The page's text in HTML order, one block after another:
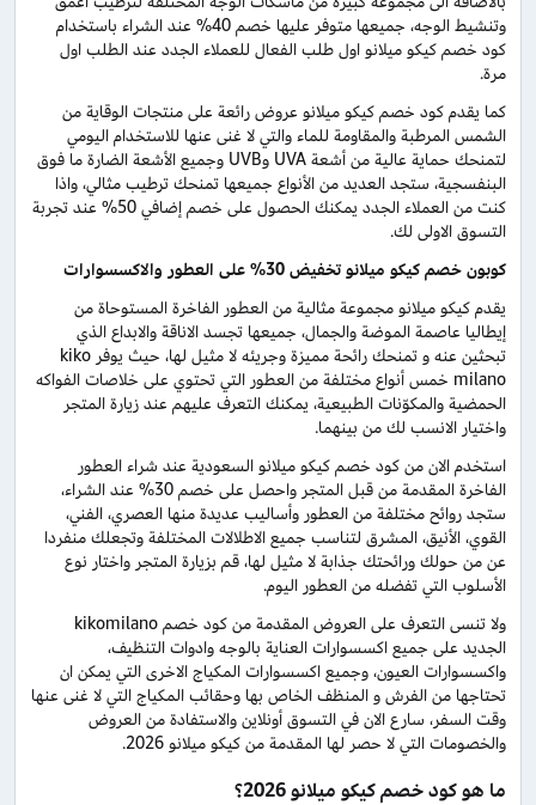
وتنشيط الوجه، جميعها متوفر عليها خصم 40% عند الشراء باستخدام
كود خصم كيكو ميلانو اول طلب الفعال للعملاء الجدد عند الطلب اول
مرة.
كما يقدم كود خصم كيكو ميلانو عروض رائعة على منتجات الوقاية من
الشمس المرطبة والمقاومة للماء والتي لا غنى عنها للاستخدام اليومي
لتمنحك حماية عالية من أشعة UVA وUVB وجميع الأشعة الضارة ما فوق
البنفسجية، ستجد العديد من الأنواع جميعها تمنحك ترطيب مثالي، واذا
كنت من العملاء الجدد يمكنك الحصول على خصم إضافي 50% عند تجربة
التسوق الاولى لك.
كوبون خصم كيكو ميلانو تخفيض 30% على العطور والاكسسوارات
يقدم كيكو ميلانو مجموعة مثالية من العطور الفاخرة المستوحاة من
إيطاليا عاصمة الموضة والجمال، جميعها تجسد الاناقة والابداع الذي
تبحثين عنه و تمنحك رائحة مميزة وجريئه لا مثيل لها، حيث يوفر kiko
milano خمس أنواع مختلفة من العطور التي تحتوي على خلاصات الفواكه
الحمضية والمكوّنات الطبيعية، يمكنك التعرف عليهم عند زيارة المتجر
واختيار الانسب لك من بينهما.
استخدم الان من كود خصم كيكو ميلانو السعودية عند شراء العطور
الفاخرة المقدمة من قبل المتجر واحصل على خصم 30% عند الشراء،
ستجد روائح مختلفة من العطور وأساليب عديدة منها العصري، الفني،
القوي، الأنيق، المشرق لتناسب جميع الاطلالات المختلفة وتجعلك منفردا
عن من حولك ورائحتك جذابة لا مثيل لها، قم بزيارة المتجر واختار نوع
الأسلوب التي تفضله من العطور اليوم.
ولا تنسى التعرف على العروض المقدمة من كود خصم kikomilano
الجديد على جميع اكسسوارات العناية بالوجه وادوات التنظيف،
واكسسوارات العيون، وجميع اكسسوارات المكياج الاخرى التي يمكن ان
تحتاجها من الفرش و المنظف الخاص بها وحقائب المكياج التي لا غنى عنها
وقت السفر، سارع الان في التسوق أونلاين والاستفادة من العروض
والخصومات التي لا حصر لها المقدمة من كيكو ميلانو 2026.
ما هو كود خصم كيكو ميلانو 2026؟